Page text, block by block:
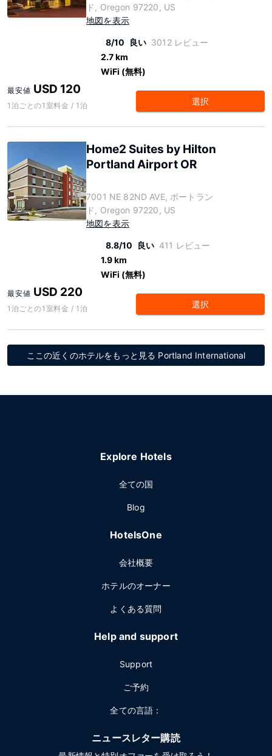
ド, Oregon 97220, US
地図を表示
8/10 良い 3012 レビュー
2.7 km
WiFi (無料)
最安値 USD 120
1泊ごとの1室料金 / 1泊 選択
Home2 Suites by Hilton
Portland Airport OR
7001 NE 82ND AVE, ポートラン
ド, Oregon 97220, US
地図を表示
8.8/10 良い 411 レビュー
1.9 km
WiFi (無料)
最安値 USD 220
1泊ごとの1室料金 / 1泊 選択
ここの近くのホテルをもっと見る Portland International
Explore Hotels
全ての国
Blog
HotelsOne
会社概要
ホテルのオーナー
よくある質問
Help and support
Support
ご予約
全ての言語：
ニュースレター購読